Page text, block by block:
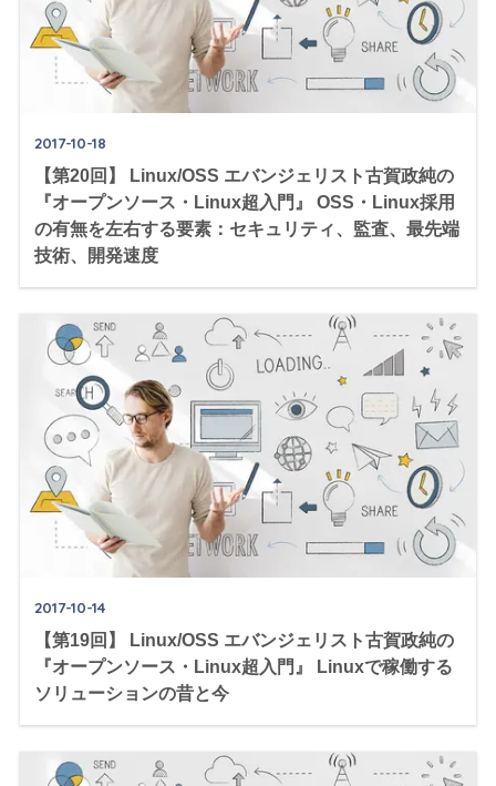
2017-10-18
【第20回】 Linux/OSS エバンジェリスト古賀政純の
『オープンソース・Linux超入門』 OSS・Linux採用
の有無を左右する要素：セキュリティ、監査、最先端
技術、開発速度
2017-10-14
【第19回】 Linux/OSS エバンジェリスト古賀政純の
『オープンソース・Linux超入門』 Linuxで稼働する
ソリューションの昔と今